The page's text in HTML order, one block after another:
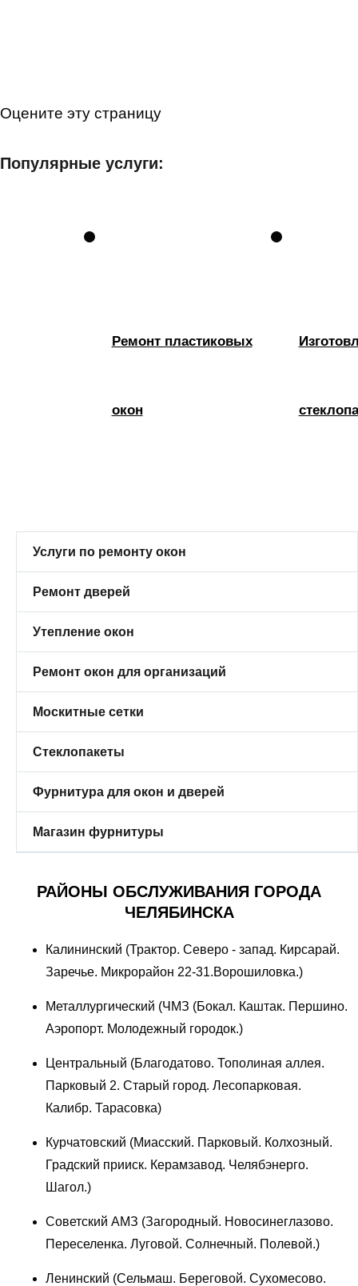
Услуги по ремонту окон
Ремонт дверей
Утепление окон
Ремонт окон для организаций
Москитные сетки
Стеклопакеты
Фурнитура для окон и дверей
Магазин фурнитуры
Оцените эту страницу
Популярные услуги:
Ремонт пластиковых
окон
РАЙОНЫ ОБСЛУЖИВАНИЯ ГОРОДА
ЧЕЛЯБИНСКА
Калининский (Трактор. Северо - запад. Кирсарай.
Заречье. Микрорайон 22-31.Ворошиловка.)
Металлургический (ЧМЗ (Бокал. Каштак. Першино.
Аэропорт. Молодежный городок.)
Центральный (Благодатово. Тополиная аллея.
Парковый 2. Старый город. Лесопарковая.
Калибр. Тарасовка)
Курчатовский (Миасский. Парковый. Колхозный.
Градский прииск. Керамзавод. Челябэнерго.
Шагол.)
Советский АМЗ (Загородный. Новосинеглазово.
Переселенка. Луговой. Солнечный. Полевой.)
Ленинский (Сельмаш. Береговой. Сухомесово.